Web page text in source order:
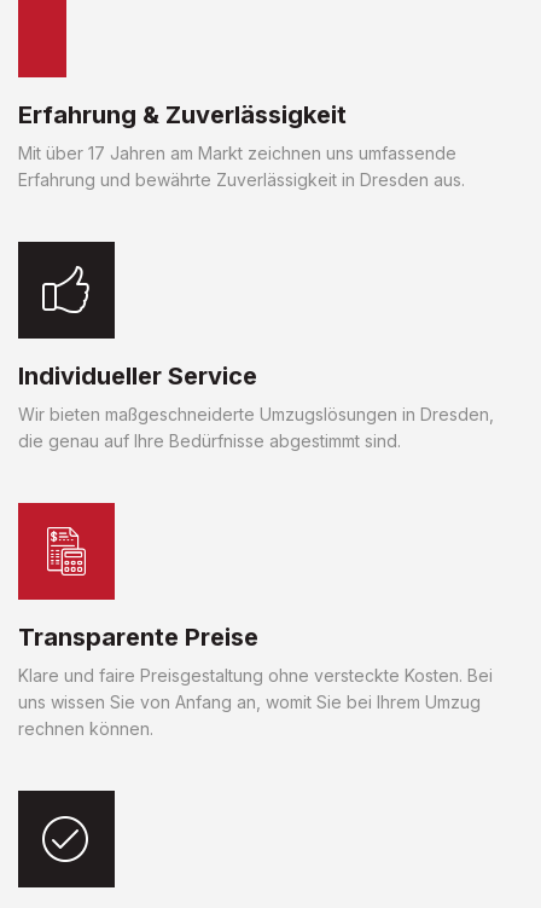
Erfahrung & Zuverlässigkeit
Mit über 17 Jahren am Markt zeichnen uns umfassende
Erfahrung und bewährte Zuverlässigkeit in Dresden aus.
Individueller Service
Wir bieten maßgeschneiderte Umzugslösungen in Dresden,
die genau auf Ihre Bedürfnisse abgestimmt sind.
Transparente Preise
Klare und faire Preisgestaltung ohne versteckte Kosten. Bei
uns wissen Sie von Anfang an, womit Sie bei Ihrem Umzug
rechnen können.